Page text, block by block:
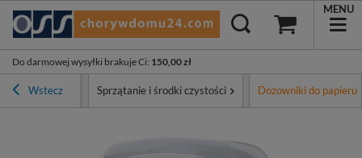
Do darmowej wysyłki brakuje Ci: 150,00 zł
MENU
Wstecz
Asortyment Sprzątanie i środki czystości Dozowniki do papieru